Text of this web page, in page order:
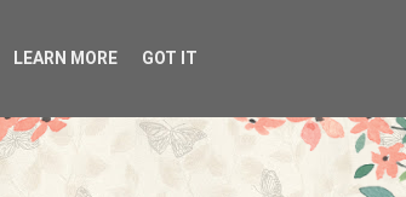
LEARN MORE GOT IT